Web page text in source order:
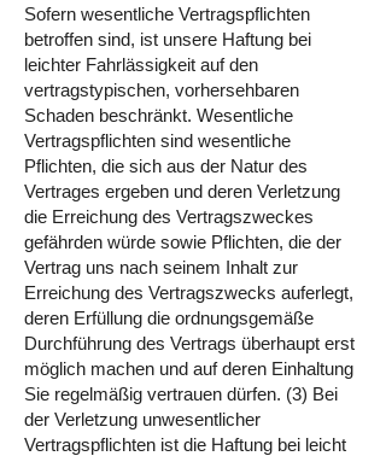
Sofern wesentliche Vertragspflichten
betroffen sind, ist unsere Haftung bei
leichter Fahrlässigkeit auf den
vertragstypischen, vorhersehbaren
Schaden beschränkt. Wesentliche
Vertragspflichten sind wesentliche
Pflichten, die sich aus der Natur des
Vertrages ergeben und deren Verletzung
die Erreichung des Vertragszweckes
gefährden würde sowie Pflichten, die der
Vertrag uns nach seinem Inhalt zur
Erreichung des Vertragszwecks auferlegt,
deren Erfüllung die ordnungsgemäße
Durchführung des Vertrags überhaupt erst
möglich machen und auf deren Einhaltung
Sie regelmäßig vertrauen dürfen. (3) Bei
der Verletzung unwesentlicher
Vertragspflichten ist die Haftung bei leicht